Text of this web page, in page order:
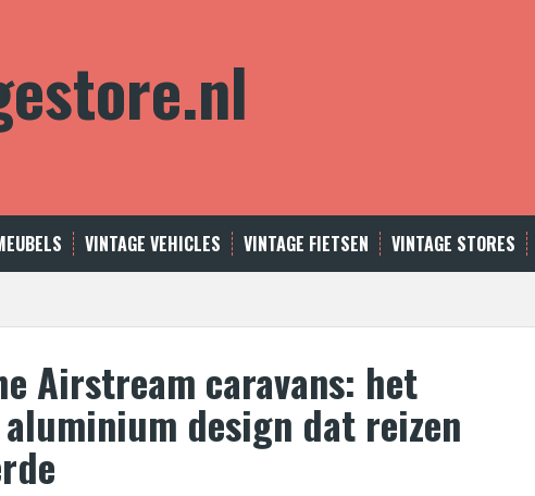
VINTAGE VEHICLES VINTAGE FIETSEN VINTAGE STORES
Airstream caravans: het
design dat reizen